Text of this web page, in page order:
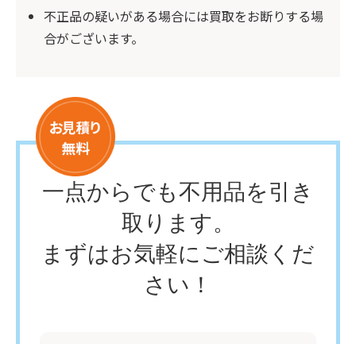
不正品の疑いがある場合には買取をお断りする場
合がございます。
一点からでも不用品を引き
取ります。
まずはお気軽にご相談くだ
さい！